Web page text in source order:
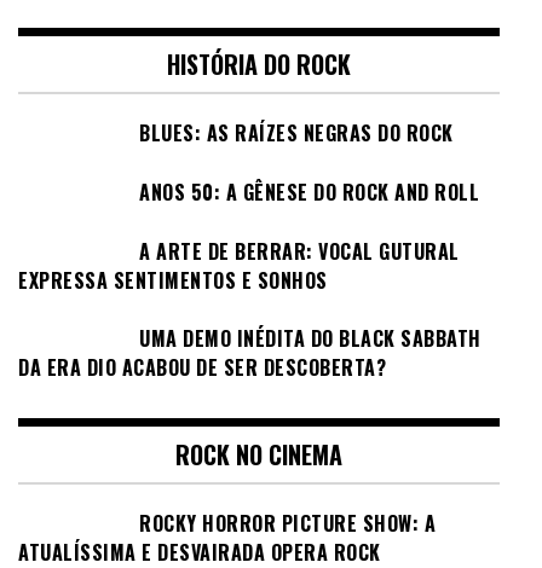
HISTÓRIA DO ROCK
BLUES: AS RAÍZES NEGRAS DO ROCK
ANOS 50: A GÊNESE DO ROCK AND ROLL
A ARTE DE BERRAR: VOCAL GUTURAL
EXPRESSA SENTIMENTOS E SONHOS
UMA DEMO INÉDITA DO BLACK SABBATH
DA ERA DIO ACABOU DE SER DESCOBERTA?
ROCK NO CINEMA
ROCKY HORROR PICTURE SHOW: A
ATUALÍSSIMA E DESVAIRADA OPERA ROCK